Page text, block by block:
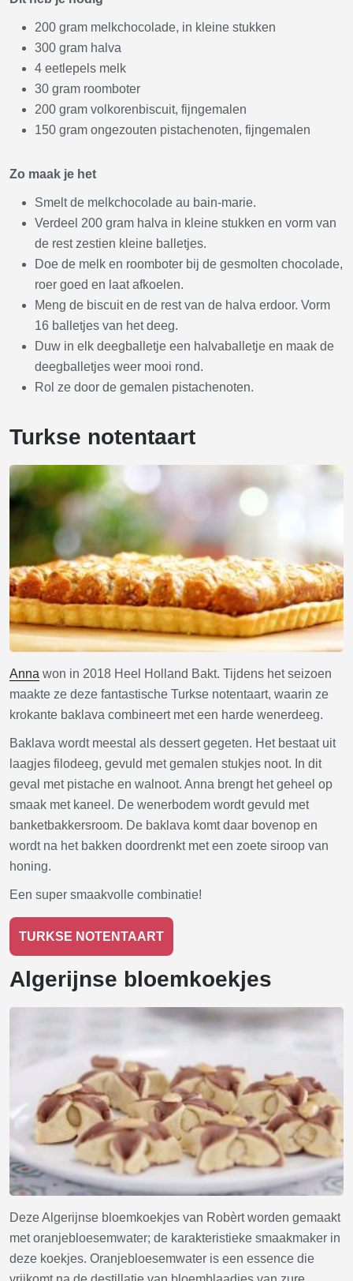
200 gram melkchocolade, in kleine stukken
300 gram halva
4 eetlepels melk
30 gram roomboter
200 gram volkorenbiscuit, fijngemalen
150 gram ongezouten pistachenoten, fijngemalen
Zo maak je het
Smelt de melkchocolade au bain-marie.
Verdeel 200 gram halva in kleine stukken en vorm van
de rest zestien kleine balletjes.
Doe de melk en roomboter bij de gesmolten chocolade,
roer goed en laat afkoelen.
Meng de biscuit en de rest van de halva erdoor. Vorm
16 balletjes van het deeg.
Duw in elk deegballetje een halvaballetje en maak de
deegballetjes weer mooi rond.
Rol ze door de gemalen pistachenoten.
Turkse notentaart
Anna won in 2018 Heel Holland Bakt. Tijdens het seizoen
maakte ze deze fantastische Turkse notentaart, waarin ze
krokante baklava combineert met een harde wenerdeeg.
Baklava wordt meestal als dessert gegeten. Het bestaat uit
laagjes filodeeg, gevuld met gemalen stukjes noot. In dit
geval met pistache en walnoot. Anna brengt het geheel op
smaak met kaneel. De wenerbodem wordt gevuld met
banketbakkersroom. De baklava komt daar bovenop en
wordt na het bakken doordrenkt met een zoete siroop van
honing.
Een super smaakvolle combinatie!
TURKSE NOTENTAART
Algerijnse bloemkoekjes
Deze Algerijnse bloemkoekjes van Robèrt worden gemaakt
met oranjebloesemwater; de karakteristieke smaakmaker in
deze koekjes. Oranjebloesemwater is een essence die